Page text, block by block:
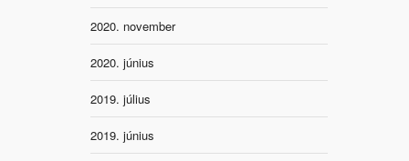
2020. november
2020. június
2019. július
2019. június